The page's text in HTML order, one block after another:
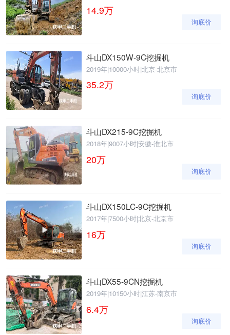
14.9万
询底价
斗山DX150W-9C挖掘机
2019年|10000小时|北京-北京市
35.2万
询底价
斗山DX215-9C挖掘机
2018年|9007小时|安徽-淮北市
20万
询底价
斗山DX150LC-9C挖掘机
2017年|7500小时|北京-北京市
16万
询底价
斗山DX55-9CN挖掘机
2019年|10150小时|江苏-南京市
6.4万
询底价